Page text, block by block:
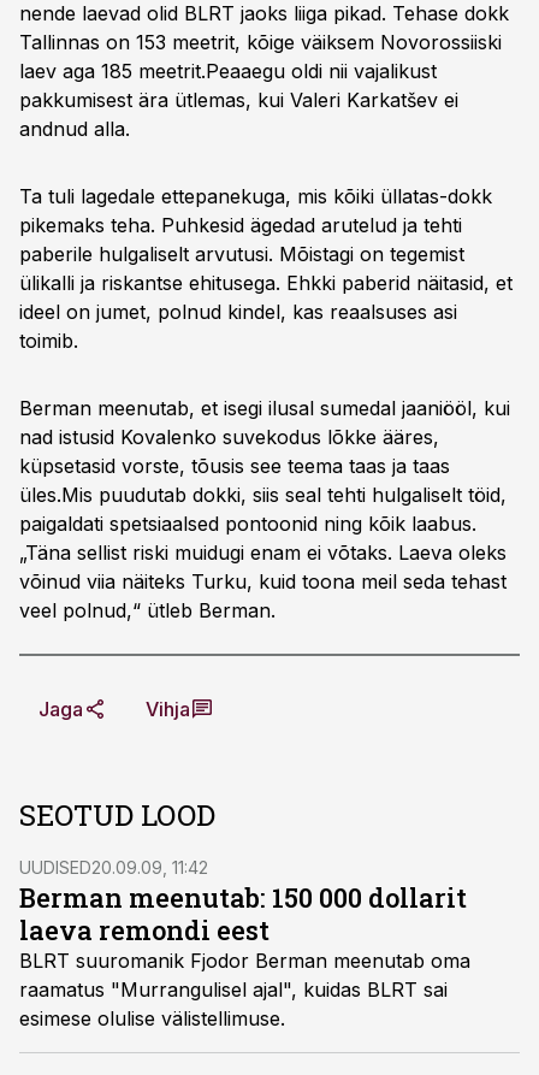
nende laevad olid BLRT jaoks liiga pikad. Tehase dokk
Tallinnas on 153 meetrit, kõige väiksem Novorossiiski
laev aga 185 meetrit.Peaaegu oldi nii vajalikust
pakkumisest ära ütlemas, kui Valeri Karkatšev ei
andnud alla.
Ta tuli lagedale ettepanekuga, mis kõiki üllatas-dokk
pikemaks teha. Puhkesid ägedad arutelud ja tehti
paberile hulgaliselt arvutusi. Mõistagi on tegemist
ülikalli ja riskantse ehitusega. Ehkki paberid näitasid, et
ideel on jumet, polnud kindel, kas reaalsuses asi
toimib.
Berman meenutab, et isegi ilusal sumedal jaaniööl, kui
nad istusid Kovalenko suvekodus lõkke ääres,
küpsetasid vorste, tõusis see teema taas ja taas
üles.Mis puudutab dokki, siis seal tehti hulgaliselt töid,
paigaldati spetsiaalsed pontoonid ning kõik laabus.
„Täna sellist riski muidugi enam ei võtaks. Laeva oleks
võinud viia näiteks Turku, kuid toona meil seda tehast
veel polnud,“ ütleb Berman.
Jaga Vihja
SEOTUD LOOD
UUDISED20.09.09, 11:42
Berman meenutab: 150 000 dollarit
laeva remondi eest
BLRT suuromanik Fjodor Berman meenutab oma
raamatus "Murrangulisel ajal", kuidas BLRT sai
esimese olulise välistellimuse.